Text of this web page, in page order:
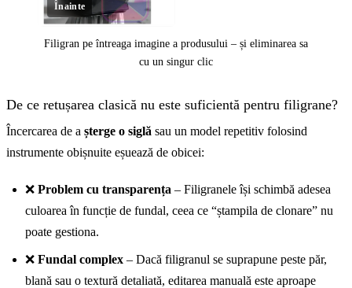
Înainte
Filigran pe întreaga imagine a produsului – și eliminarea sa
cu un singur clic
De ce retușarea clasică nu este suficientă pentru filigrane?
Încercarea de a șterge o siglă sau un model repetitiv folosind
instrumente obișnuite eșuează de obicei:
❌ Problem cu transparența – Filigranele își schimbă adesea
culoarea în funcție de fundal, ceea ce “ștampila de clonare” nu
poate gestiona.
❌ Fundal complex – Dacă filigranul se suprapune peste păr,
blană sau o textură detaliată, editarea manuală este aproape